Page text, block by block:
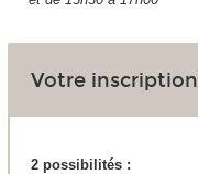
Votre inscription
2 possibilités :